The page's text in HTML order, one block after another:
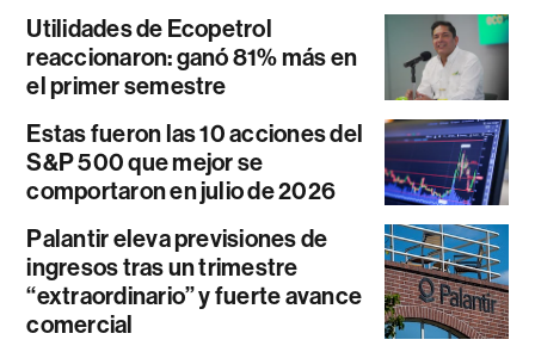
Utilidades de Ecopetrol
reaccionaron: ganó 81% más en
el primer semestre
Estas fueron las 10 acciones del
S&P 500 que mejor se
comportaron en julio de 2026
Palantir eleva previsiones de
ingresos tras un trimestre
“extraordinario” y fuerte avance
comercial